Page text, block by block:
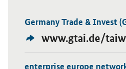
Germany Trade & Invest
Externer
www.gtai.de/
Öffnet Einzelsicht
enterprise europe
Öffnet Einzelsicht